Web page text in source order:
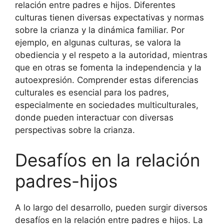
relación entre padres e hijos. Diferentes
culturas tienen diversas expectativas y normas
sobre la crianza y la dinámica familiar. Por
ejemplo, en algunas culturas, se valora la
obediencia y el respeto a la autoridad, mientras
que en otras se fomenta la independencia y la
autoexpresión. Comprender estas diferencias
culturales es esencial para los padres,
especialmente en sociedades multiculturales,
donde pueden interactuar con diversas
perspectivas sobre la crianza.
Desafíos en la relación
padres-hijos
A lo largo del desarrollo, pueden surgir diversos
desafíos en la relación entre padres e hijos. La